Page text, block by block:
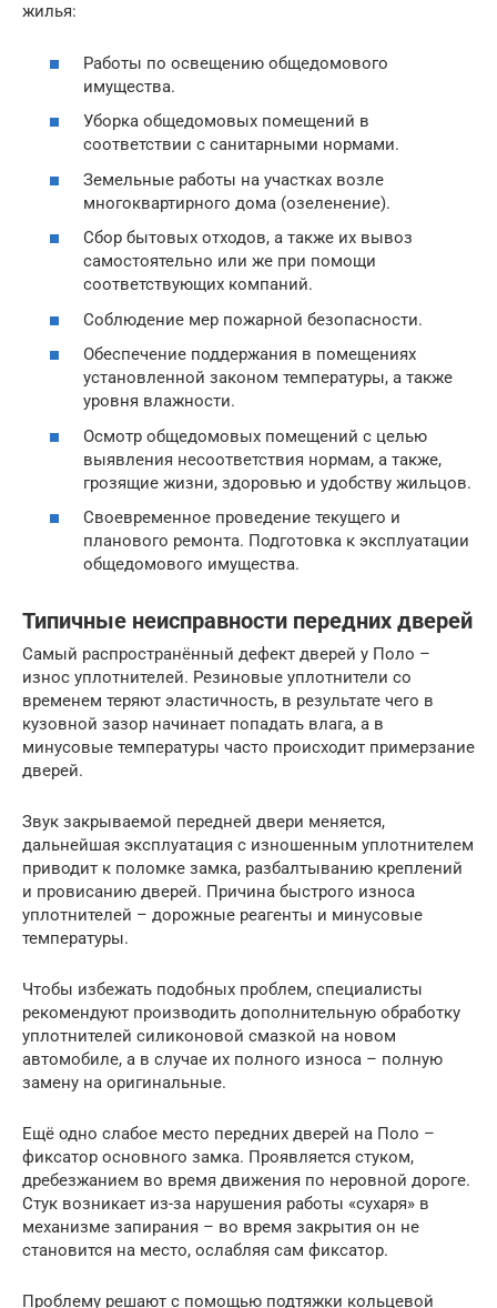
жилья:
Работы по освещению общедомового
имущества.
Уборка общедомовых помещений в
соответствии с санитарными нормами.
Земельные работы на участках возле
многоквартирного дома (озеленение).
Сбор бытовых отходов, а также их вывоз
самостоятельно или же при помощи
соответствующих компаний.
Соблюдение мер пожарной безопасности.
Обеспечение поддержания в помещениях
установленной законом температуры, а также
уровня влажности.
Осмотр общедомовых помещений с целью
выявления несоответствия нормам, а также,
грозящие жизни, здоровью и удобству жильцов.
Своевременное проведение текущего и
планового ремонта. Подготовка к эксплуатации
общедомового имущества.
Типичные неисправности передних дверей
Самый распространённый дефект дверей у Поло –
износ уплотнителей. Резиновые уплотнители со
временем теряют эластичность, в результате чего в
кузовной зазор начинает попадать влага, а в
минусовые температуры часто происходит примерзание
дверей.
Звук закрываемой передней двери меняется,
дальнейшая эксплуатация с изношенным уплотнителем
приводит к поломке замка, разбалтыванию креплений
и провисанию дверей. Причина быстрого износа
уплотнителей – дорожные реагенты и минусовые
температуры.
Чтобы избежать подобных проблем, специалисты
рекомендуют производить дополнительную обработку
уплотнителей силиконовой смазкой на новом
автомобиле, а в случае их полного износа – полную
замену на оригинальные.
Ещё одно слабое место передних дверей на Поло –
фиксатор основного замка. Проявляется стуком,
дребезжанием во время движения по неровной дороге.
Стук возникает из-за нарушения работы «сухаря» в
механизме запирания – во время закрытия он не
становится на место, ослабляя сам фиксатор.
Проблему решают с помощью подтяжки кольцевой